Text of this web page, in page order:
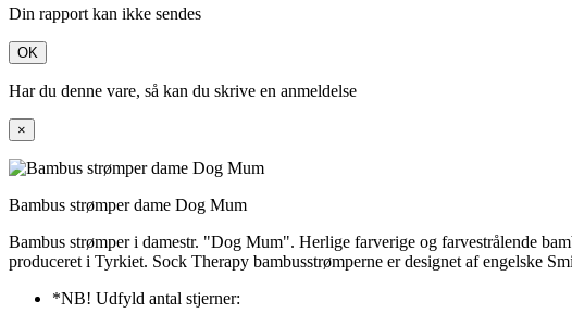
Din rapport kan ikke sendes
OK
Har du denne vare, så kan du skrive en anmeldelse
×
Bambus strømper dame Dog Mum
Bambus strømper i damestr. "Dog Mum". Herlige farverige og farvestrålende
produceret i Tyrkiet. Sock Therapy bambusstrømperne er designet af engelske
*NB! Udfyld antal stjerner: